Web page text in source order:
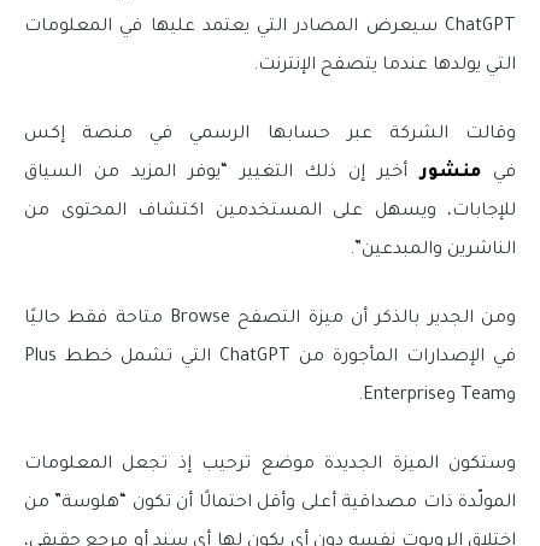
ChatGPT سيعرض المصادر التي يعتمد عليها في المعلومات
التي يولدها عندما يتصفح الإنترنت.
وقالت الشركة عبر حسابها الرسمي في منصة إكس
في منشورأخير إن ذلك التغيير “يوفر المزيد من السياق
للإجابات، ويسهل على المستخدمين اكتشاف المحتوى من
الناشرين والمبدعين”.
ومن الجدير بالذكر أن ميزة التصفح Browse متاحة فقط حاليًا
في الإصدارات المأجورة من ChatGPT التي تشمل خطط Plus
وTeam وEnterprise.
وستكون الميزة الجديدة موضع ترحيب إذ تجعل المعلومات
المولّدة ذات مصداقية أعلى وأقل احتمالًا أن تكون “هلوسة” من